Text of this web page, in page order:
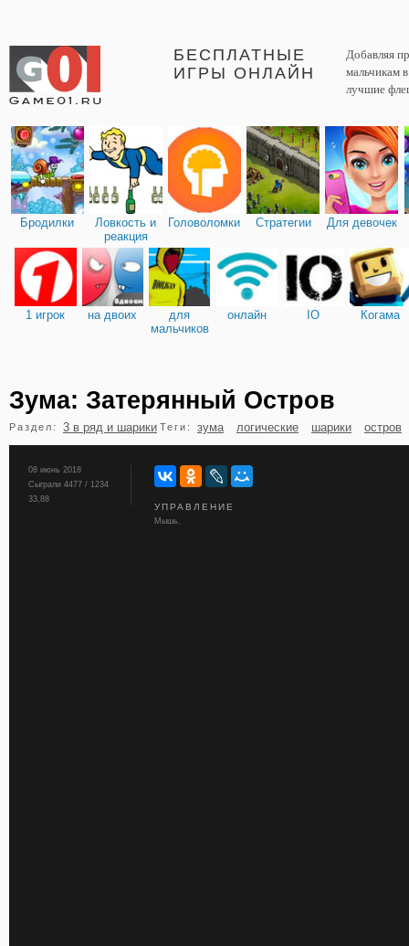
БЕСПЛАТНЫЕ
ИГРЫ ОНЛАЙН
Добавляя
мальчикам
лучшие
Бродилки
Ловкость и
реакция
Головоломки Стратегии Для девочек
1 игрок на двоих
для
мальчиков
онлайн IO Когама
бильярд карты
Зума: Затерянный Остров
Раздел: 3 в ряд и шарики Теги: зума логические шарики остров
08 июнь 2018
Сыграли 4477 / 1234
33,88
УПРАВЛЕНИЕ
Мышь.